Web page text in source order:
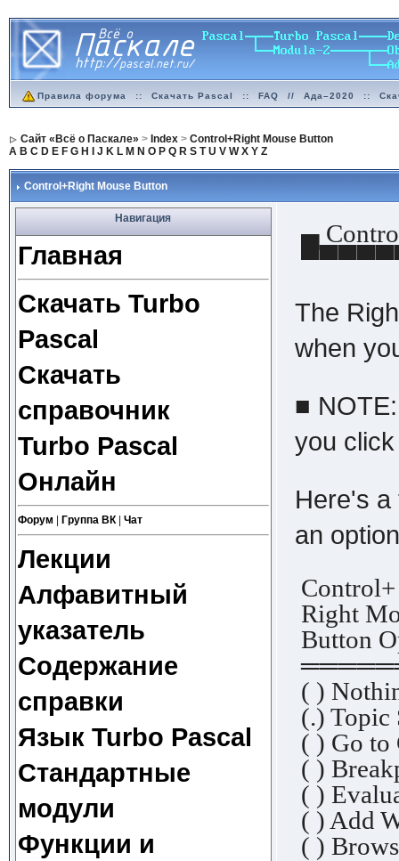
Правила форума :: Скачать Pascal :: FAQ // Ада–2020 ::
Сайт «Всё о Паскале» > Index> Control+Right Mouse Button
A B C D E F G H J K L M N O P Q R S T U V W X Y Z
Control+Right Mouse Button
Навигация
Главная
Скачать Turbo
Pascal
Скачать
справочник
Turbo Pascal
Онлайн
Форум Группа ВК| Чат
Лекции
Алфавитный
указатель
Содержание
справки
Язык Turbo Pascal
Стандартные
модули
Функции и
▄
The
when
■
you
Here's a
an
Right
Button
( )
(.)
( ) Go
( )
( )
( ) Add
( )